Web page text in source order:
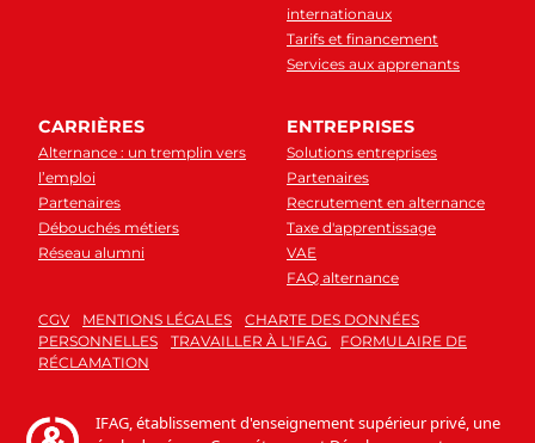
internationaux
Tarifs et financement
Services aux apprenants
CARRIÈRES
Alternance : un tremplin vers
l’emploi
Partenaires
Débouchés métiers
Réseau alumni
ENTREPRISES
Solutions entreprises
Partenaires
Recrutement en alternance
Taxe d'apprentissage
VAE
FAQ alternance
CGV MENTIONS LÉGALES
CHARTE DES DONNÉES
PERSONNELLES
TRAVAILLER À L'IFAG
FORMULAIRE DE
RÉCLAMATION